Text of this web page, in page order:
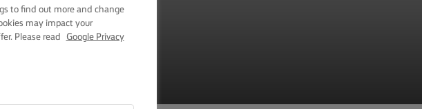
PUI
to find out more and change
may impact your
Please read
Google Privacy